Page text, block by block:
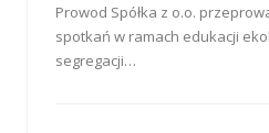
Prowod Spółka z o.o.
spotkań w ramach edukacji
segregacji…